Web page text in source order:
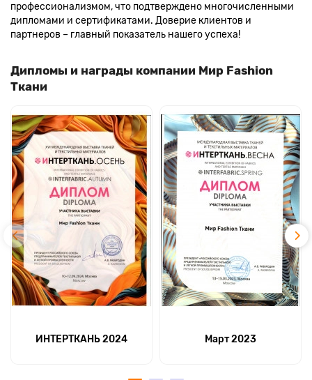
профессионализмом, что подтверждено многочисленными
дипломами и сертификатами. Доверие клиентов и
партнеров – главный показатель нашего успеха!
Дипломы и награды компании Мир Fashion
Ткани
ИНТЕРТКАНЬ 2024 Март 2023